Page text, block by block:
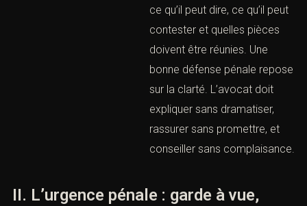
conteste les irrégularités et
accompagne le client
victime, il structure la
preuves, chiffre le préjudice,
prépare la constitution de
partie civile et défend les
Le cabinet pénaliste doit